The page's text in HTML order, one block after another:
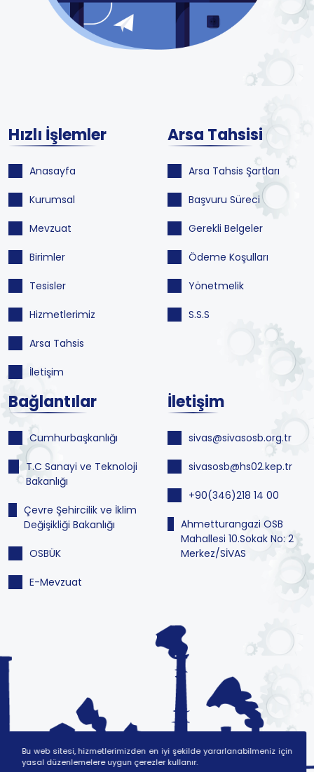
Hızlı İşlemler
Anasayfa
Kurumsal
Mevzuat
Birimler
Tesisler
Hizmetlerimiz
Arsa Tahsis
İletişim
Arsa Tahsisi
Arsa Tahsis Şartları
Başvuru Süreci
Gerekli Belgeler
Ödeme Koşulları
Yönetmelik
S.S.S
Bağlantılar
Cumhurbaşkanlığı
T.C Sanayi ve Teknoloji
Bakanlığı
Çevre Şehircilik ve İklim
Değişikliği Bakanlığı
OSBÜK
E-Mevzuat
İletişim
sivas@sivasosb.org.tr
sivasosb@hs02.kep.tr
+90(346)218 14 00
Ahmetturangazi OSB
Mahallesi 10.Sokak No: 2
Merkez/SİVAS
Bu web sitesi, hizmetlerimizden en iyi şekilde yararlanabilmeniz için
yasal düzenlemelere uygun çerezler kullanır.